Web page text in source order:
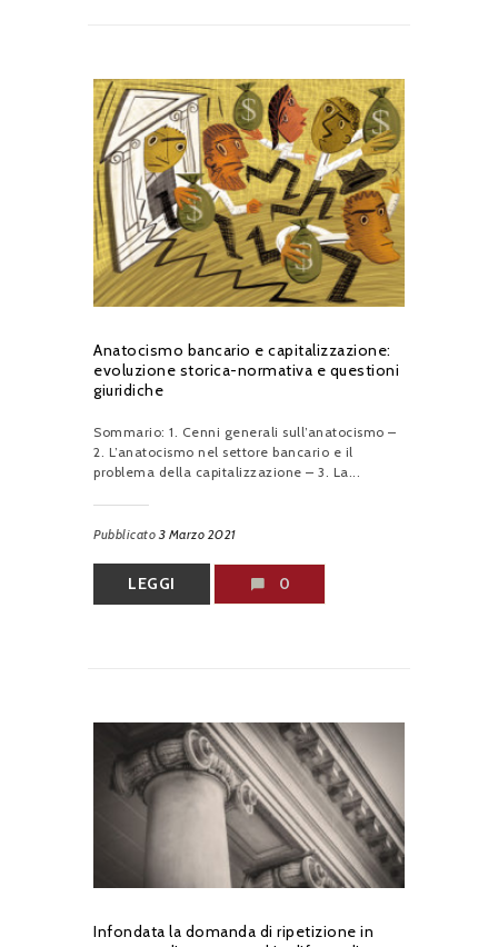
Anatocismo bancario e capitalizzazione:
evoluzione storica-normativa e questioni
giuridiche
Sommario: 1. Cenni generali sull’anatocismo –
2. L’anatocismo nel settore bancario e il
problema della capitalizzazione – 3. La...
Pubblicato 3 Marzo 2021
LEGGI 0
Infondata la domanda di ripetizione in